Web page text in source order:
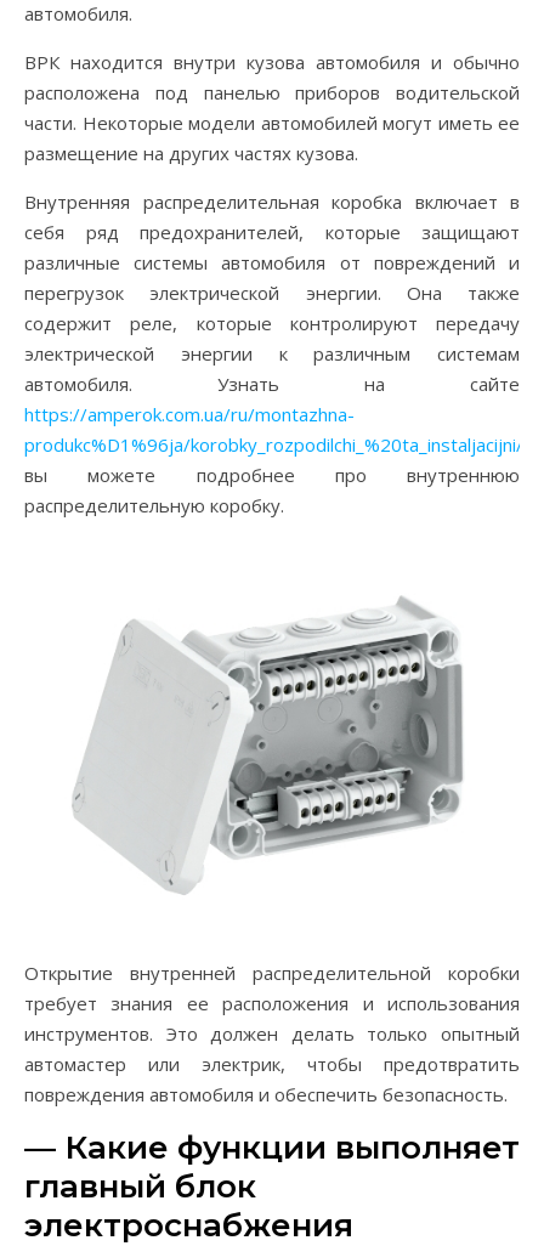
автомобиля.
ВРК находится внутри кузова автомобиля и обычно
расположена под панелью приборов водительской
части. Некоторые модели автомобилей могут иметь ее
размещение на других частях кузова.
Внутренняя распределительная коробка включает в
себя ряд предохранителей, которые защищают
различные системы автомобиля от повреждений и
перегрузок электрической энергии. Она также
содержит реле, которые контролируют передачу
электрической энергии к различным системам
автомобиля. Узнать на сайте
https://amperok.com.ua/ru/montazhna-
produkc%D1%96ja/korobky_rozpodilchi_%20ta_instaljacijni/
вы можете подробнее про внутреннюю
распределительную коробку.
Открытие внутренней распределительной коробки
требует знания ее расположения и использования
инструментов. Это должен делать только опытный
автомастер или электрик, чтобы предотвратить
повреждения автомобиля и обеспечить безопасность.
— Какие функции выполняет
главный блок
электроснабжения